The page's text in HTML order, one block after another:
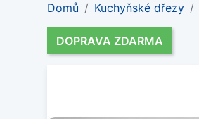
Domů Kuchyňské dřezy
DOPRAVA ZDARMA